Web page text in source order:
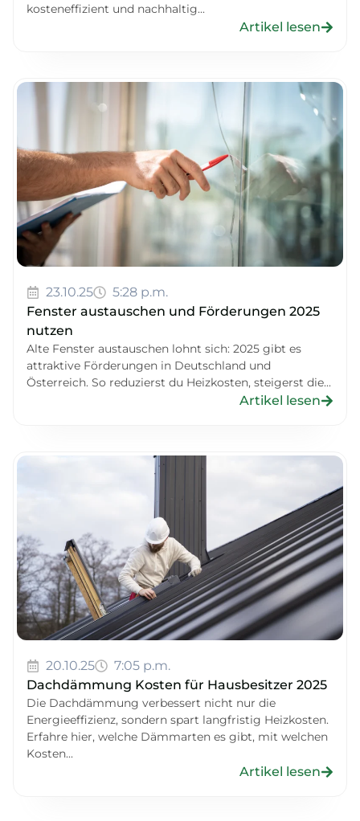
kosteneffizient und nachhaltig...
Artikel lesen
23.10.25
5:28 p.m.
Fenster austauschen und Förderungen 2025
nutzen
Alte Fenster austauschen lohnt sich: 2025 gibt es
attraktive Förderungen in Deutschland und
Österreich. So reduzierst du Heizkosten, steigerst die...
Artikel lesen
20.10.25
7:05 p.m.
Dachdämmung Kosten für Hausbesitzer 2025
Die Dachdämmung verbessert nicht nur die
Energieeffizienz, sondern spart langfristig Heizkosten.
Erfahre hier, welche Dämmarten es gibt, mit welchen
Kosten...
Artikel lesen